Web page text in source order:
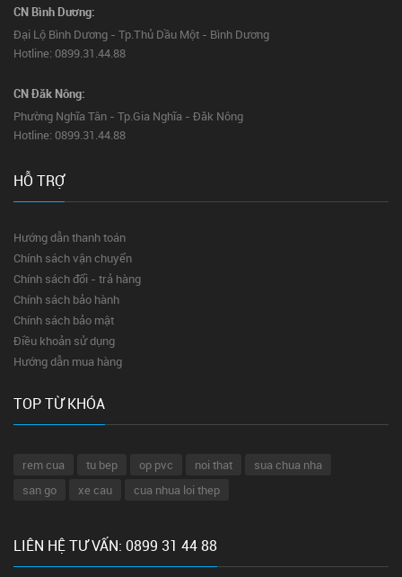
CN Bình Dương:
Đại Lộ Bình Dương - Tp.Thủ Dầu Một - Bình Dương
Hotline: 0899.31.44.88
CN Đăk Nông:
Phường Nghĩa Tân - Tp.Gia Nghĩa - Đăk Nông
Hotline: 0899.31.44.88
HỖ TRỢ
Hướng dẫn thanh toán
Chính sách vận chuyển
Chính sách đổi - trả hàng
Chính sách bảo hành
Chính sách bảo mật
Điều khoản sử dụng
Hướng dẫn mua hàng
TOP TỪ KHÓA
rem cua tu bep op pvc noi that
sua chua nha
san go
xe cau cua nhua loi thep
LIÊN HỆ TƯ VẤN: 0899 31 44 88